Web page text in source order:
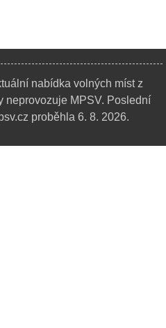
nabídka volných míst z
neprovozuje MPSV. Poslední
proběhla 6. 8. 2026.